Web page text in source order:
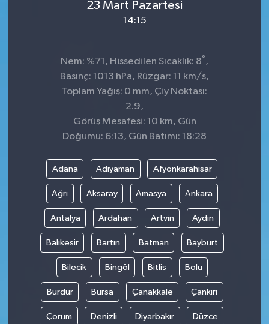
23 Mart Pazartesi
14:15
Nem: %71, Hissedilen Sıcaklık: 8° ,
Basınç: 1013 hPa, Rüzgar: 11 km/s,
Toplam Yağış: 0 mm, Çiy Noktası:
2.9,
Görüş Mesafesi: 10 km, Gün
Doğumu: 6:13, Gün Batımı: 18:28
Adana Adıyaman Afyonkarahisar
Ağrı Aksaray Amasya Ankara
Antalya Ardahan Artvin Aydın
Balıkesir Bartın Batman Bayburt
Bilecik Bingöl Bitlis Bolu
Burdur Bursa Çanakkale Çankırı
Çorum Denizli Diyarbakır Düzce